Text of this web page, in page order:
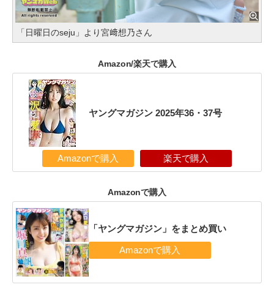
「日曜日のseju」より宮﨑想乃さん
Amazon/楽天で購入
ヤングマガジン 2025年36・37号
Amazonで購入 楽天で購入
Amazonで購入
「ヤングマガジン」をまとめ買い